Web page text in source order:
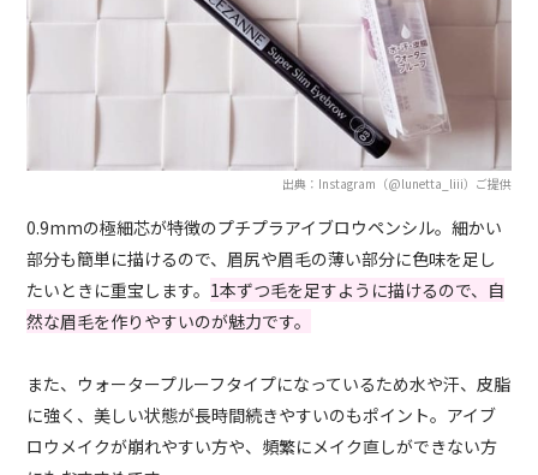
出典：Instagram（@lunetta_liii）ご提供
0.9mmの極細芯が特徴のプチプラアイブロウペンシル。細かい
部分も簡単に描けるので、眉尻や眉毛の薄い部分に色味を足し
たいときに重宝します。 1本ずつ毛を足すように描けるので、自
然な眉毛を作りやすいのが魅力です。
また、ウォータープルーフタイプになっているため水や汗、皮脂
に強く、美しい状態が長時間続きやすいのもポイント。アイブ
ロウメイクが崩れやすい方や、頻繁にメイク直しができない方